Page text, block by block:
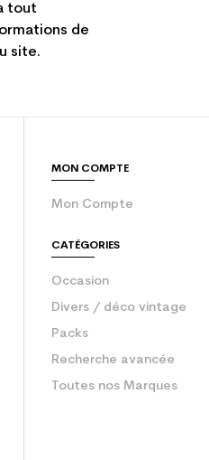
tout
de
site.
MON COMPTE
Mon Compte
CATÉGORIES
Occasion
Divers / déco vintage
Packs
Recherche avancée
Toutes nos Marques